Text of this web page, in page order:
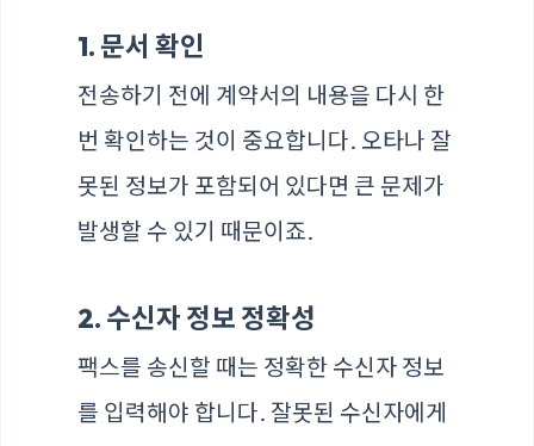
1. 문서 확인
전송하기 전에 계약서의 내용을 다시 한
번 확인하는 것이 중요합니다. 오타나 잘
못된 정보가 포함되어 있다면 큰 문제가
발생할 수 있기 때문이죠.
2. 수신자 정보 정확성
팩스를 송신할 때는 정확한 수신자 정보
를 입력해야 합니다. 잘못된 수신자에게